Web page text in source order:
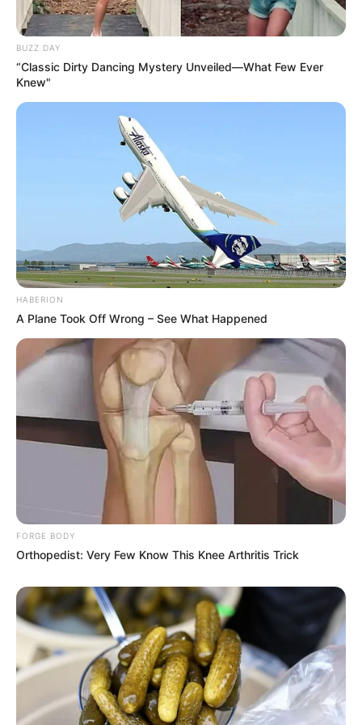
Découvrez le Cheval du jour
Le Pronostic PMU du Quinté du jour en 7
BUZZ DAY
“Classic Dirty Dancing Mystery Unveiled—What Few Ever
Knew"
HABERION
A Plane Took Off Wrong – See What Happened
FORGE BODY
Orthopedist: Very Few Know This Knee Arthritis Trick